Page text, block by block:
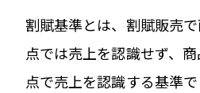
割賦基準とは、割賦販売
点では売上を認識せず、
点で売上を認識する基準で